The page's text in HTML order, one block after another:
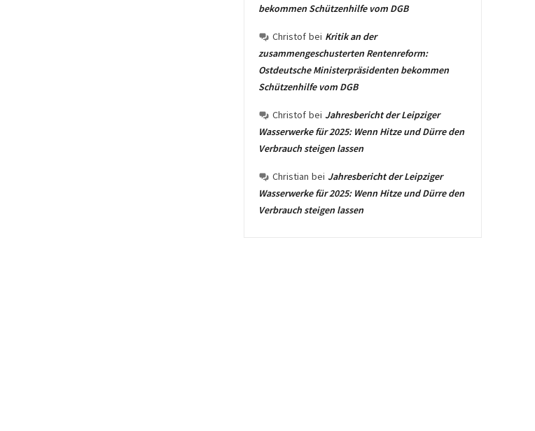
bekommen Schützenhilfe vom DGB
Christof bei Kritik an der
zusammengeschusterten Rentenreform:
Ostdeutsche Ministerpräsidenten bekommen
Schützenhilfe vom DGB
Christof bei Jahresbericht der Leipziger
Wasserwerke für 2025: Wenn Hitze und Dürre den
Verbrauch steigen lassen
Christian bei Jahresbericht der Leipziger
Wasserwerke für 2025: Wenn Hitze und Dürre den
Verbrauch steigen lassen